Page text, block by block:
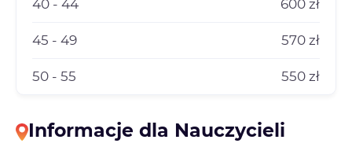
40 - 44 600 zł
45 - 49 570 zł
50 - 55 550 zł
Informacje dla Nauczycieli